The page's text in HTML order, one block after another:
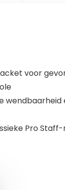
voor
wendbaarheid
Pro